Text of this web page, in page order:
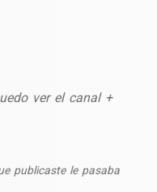
ver el canal +
publicaste le pasaba